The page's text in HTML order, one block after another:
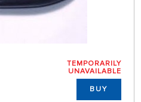
TEMPORARILY
UNAVAILABLE
BUY